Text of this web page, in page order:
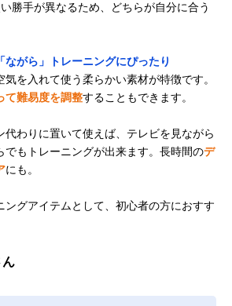
勝手が異なるため、どちらが自分に合う
ながら」トレーニングにぴったり
を入れて使う柔らかい素材が特徴です。
て難易度を調整することもできます。
代わりに置いて使えば、テレビを見ながら
でもトレーニングが出来ます。長時間のデ
にも。
ングアイテムとして、初心者の方におすす
ん